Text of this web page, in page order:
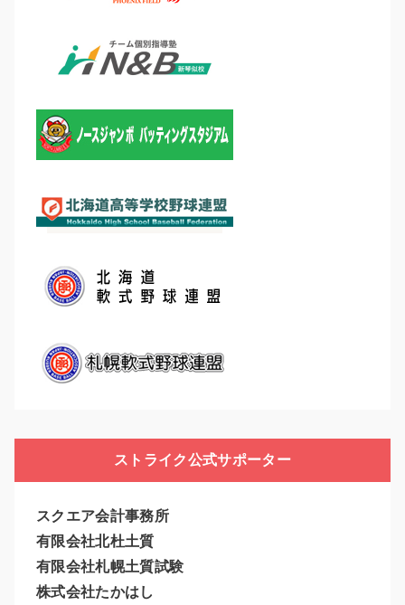
ストライク公式サポーター
スクエア会計事務所
有限会社北杜土質
有限会社札幌土質試験
株式会社たかはし